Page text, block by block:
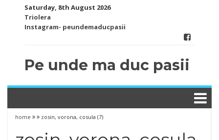
Saturday, 8th August 2026
Triolera
Instagram- peundemaducpasii
Pe unde ma duc pasii
home zosin, vorona, cosula (7)